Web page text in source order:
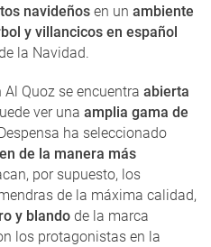
navideños en un ambiente
y villancicos en español
la Navidad.
Al Quoz se encuentra abierta
ver una amplia gama de
ha seleccionado
de la manera más
por supuesto, los
de la máxima calidad,
y blando de la marca
los protagonistas en la